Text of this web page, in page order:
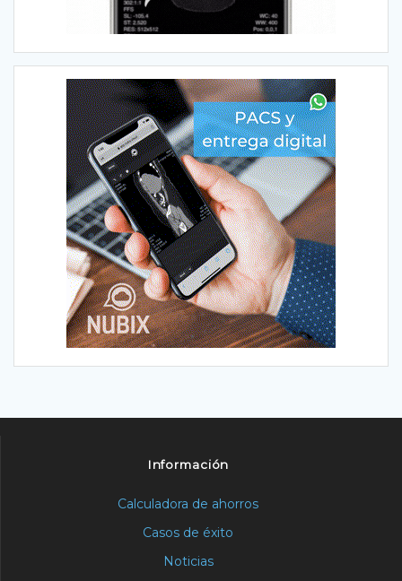
Información
Calculadora de ahorros
Casos de éxito
Noticias